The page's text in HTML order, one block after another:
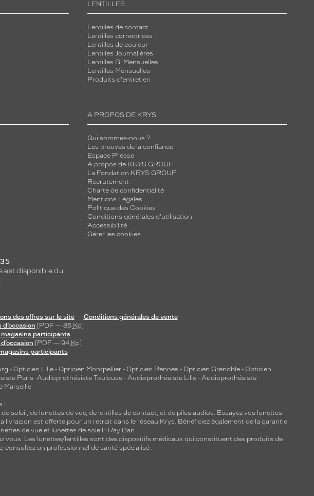
LENTILLES
Lentilles de contact
Lentilles correctrices
Lentilles de couleur
Lentilles Journalières
Lentilles Bi Mensuelles
Lentilles Mensuelles
Produits d'entretien
A PROPOS DE KRYS
Qui sommes-nous ?
Les preuves de la confiance
Espace Presse
A propos de KRYS GROUP
La Fondation KRYS GROUP
Recrutement
Charte de confidentialité
Mentions Légales
Politique des Cookies
Conditions générales d'utilisation
Accessibilité
Gérer les cookies
est disponible du
des offres sur le site
Conditions générales de vente
[PDF — 86 Ko]
magasins participants
[PDF — 94 Ko]
participants
- Opticien Lille - Opticien Montpellier - Opticien Rennes - Opticien Grenoble - Opticien
Paris -Audioprothésiste Toulouse - Audioprothésiste Lille - Audioprothésiste
Marseille
:
soleil, de lunettes de vue, de lentilles de contact, et de piles audios. Essayez vos lunettes
est offerte pour un retrait dans le réseau Krys. Bénéficiez également de la garantie
de vue et lunettes de soleil : Ray Ban
vous. Les lunettes/lentilles sont des dispositifs médicaux qui constituent des produits de
consultez un professionnel de santé spécialisé.